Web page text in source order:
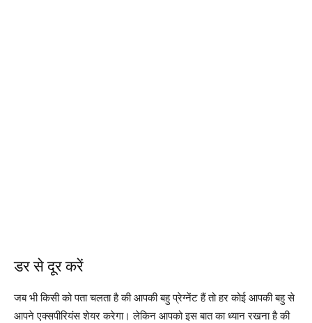
डर से दूर करें
जब भी किसी को पता चलता है की आपकी बहु प्रेग्नेंट हैं तो हर कोई आपकी बहु से
आपने एक्सपीरियंस शेयर करेगा। लेकिन आपको इस बात का ध्यान रखना है की